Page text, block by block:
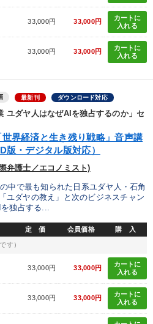
人間力を高める知恵を身につける
ー収録講演ＣＤ・講演ＤＶＤ・デジ
業 建設・不動産業
ンサルタント 専門家
モノづくり
」を更新いただけます。
33,000円 33,000円
カートに
入れる
33,000円 33,000円
カートに
入れる
最新刊 ダウンロード対応
ユダヤ人はなぜAIを独占するのか」セ
界経済と生き残り戦略」音声講
版・デジタル版対応）
弁護士／エコノミスト)
中で最も知られた日系ユダヤ人・石角
ユダヤの教え」と次のビジネスチャン
独占する...
定 価 会員価格 購 入
す）
33,000円 33,000円
カートに
入れる
33,000円 33,000円
カートに
入れる